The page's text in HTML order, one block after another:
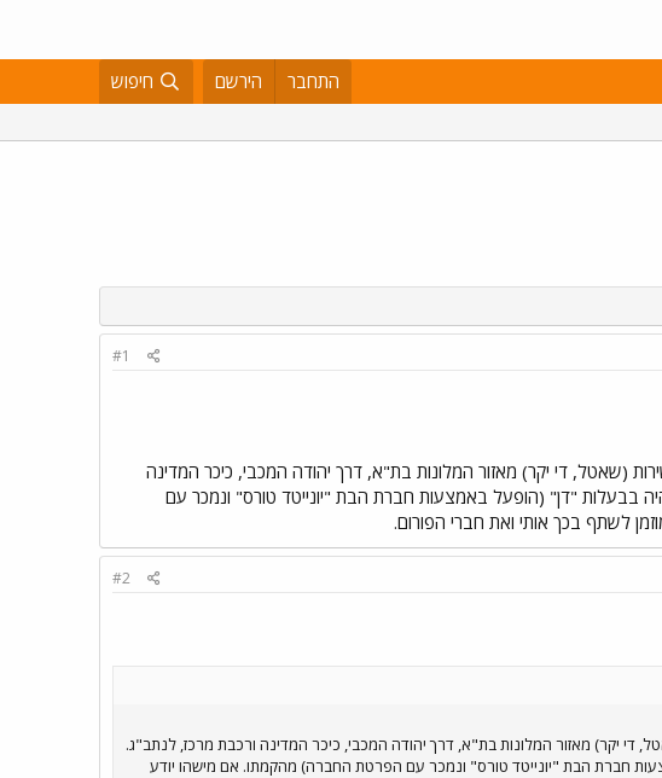
התחבר הירשם חיפוש
#1
עבר קו 222 מחברת "תור בוס-מטרופולין" ל"אגד". קו 222 מהווה קו שירות (שאטל, די יקר) מאזור המלונות בת"א, דרך יהודה המכבי, כיכר המדינה
בבעלות "דן" (הופעל באמצעות חברת הבת "יונייטד טורס" ונמכר עם
לשתף בכך אותי ואת חברי הפורום.
#2
מחברת "תור בוס-מטרופולין" ל"אגד". קו 222 מהווה קו שירות (שאטל, די יקר) מאזור המלונות בת"א, דרך יהודה המכבי, כיכר המדינה ורכבת מרכז, לנתב"ג.
חברת הבת "יונייטד טורס" ונמכר עם הפרטת החברה) מהקמתו. אם מישהו יודע